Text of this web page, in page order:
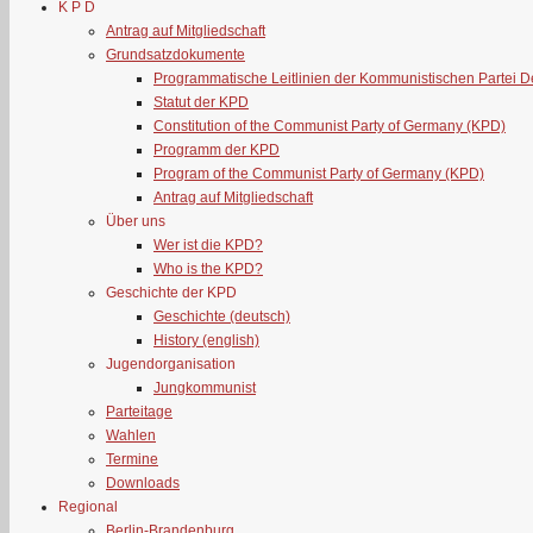
K P D
Antrag auf Mitgliedschaft
Grundsatzdokumente
Programmatische Leitlinien der Kommunistischen Partei
Statut der KPD
Constitution of the Communist Party of Germany (KPD)
Programm der KPD
Program of the Communist Party of Germany (KPD)
Antrag auf Mitgliedschaft
Über uns
Wer ist die KPD?
Who is the KPD?
Geschichte der KPD
Geschichte (deutsch)
History (english)
Jugendorganisation
Jungkommunist
Parteitage
Wahlen
Termine
Downloads
Regional